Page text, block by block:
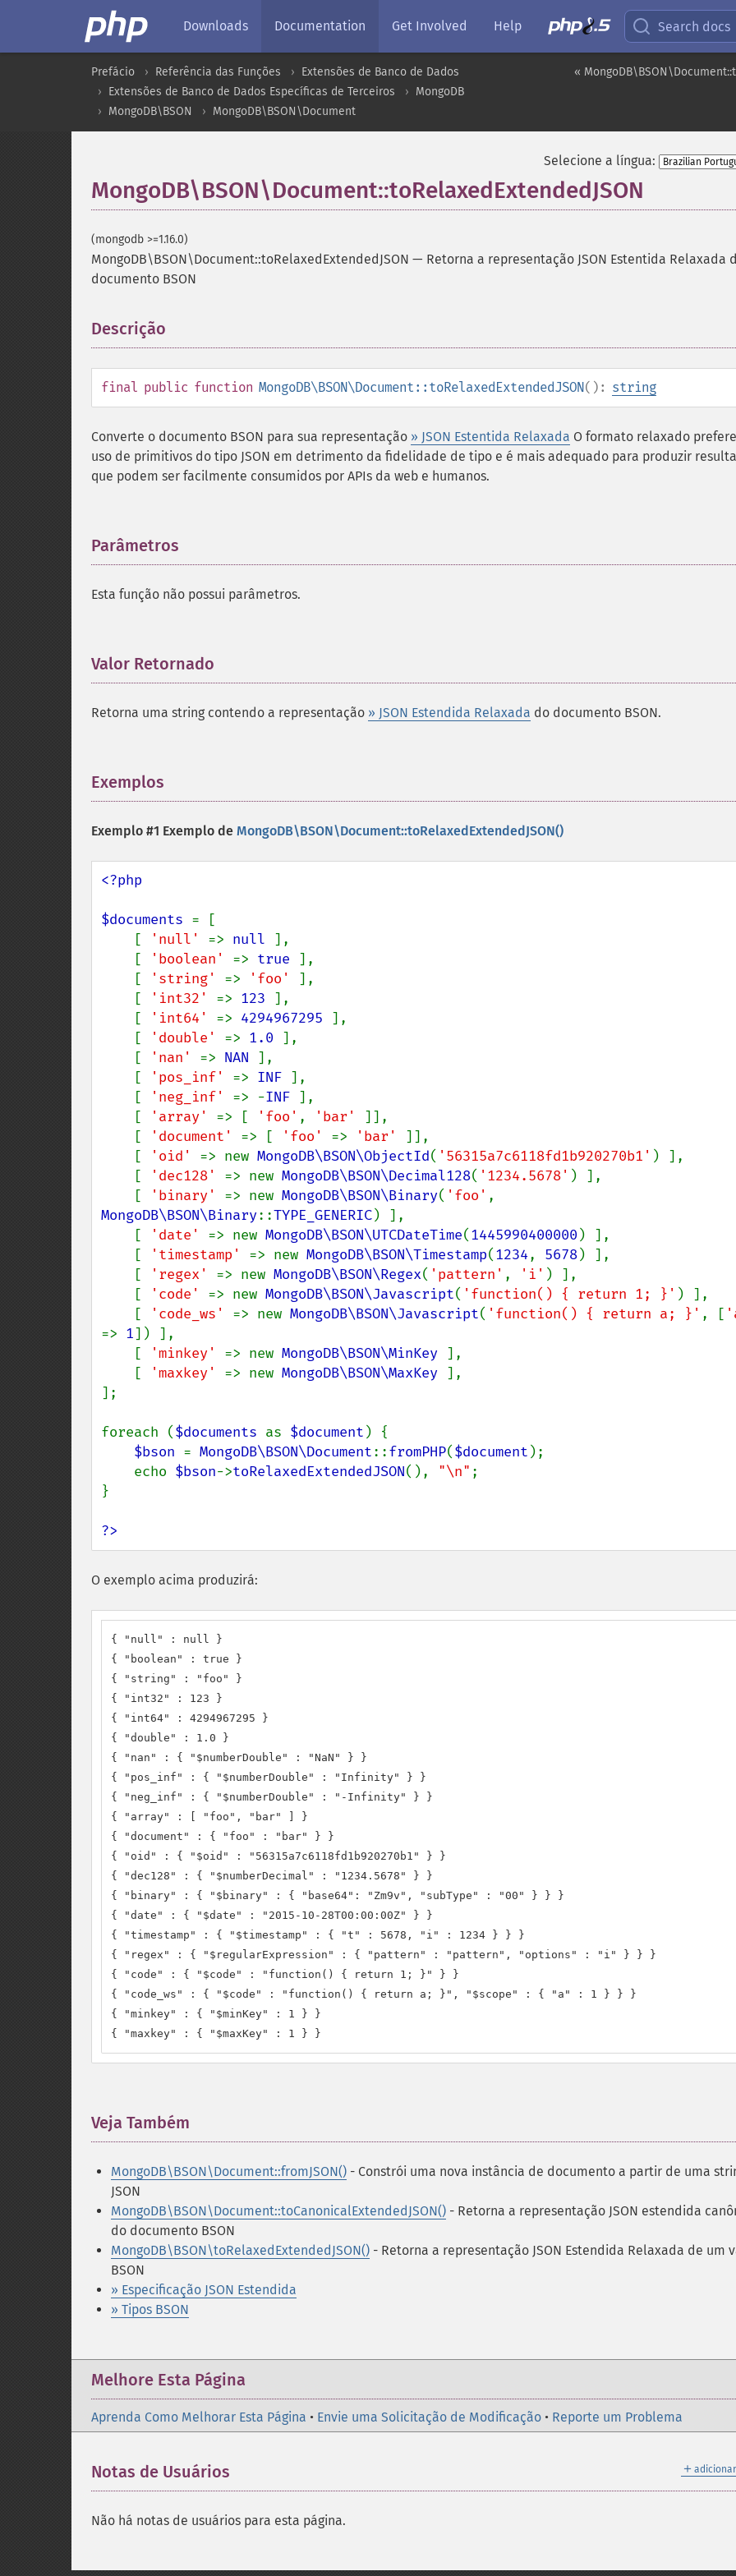
Downloads Documentation Get Involved Help Search docs
«
Prefácio Referência das Funções
Extensões de Banco de Dados
Extensões de Banco de Dados Específicas de Terceiros
MongoDB
MongoDB\BSON
MongoDB\BSON\Document
Selecione a língua:
MongoDB\BSON\Document::toRelaxedExtendedJSON
(mongodb >=1.16.0)
MongoDB\BSON\Document::toRelaxedExtendedJSON — Retorna a representação JSON Estentida Relaxada
documento BSON
Descrição
final public function MongoDB\BSON\Document::toRelaxedExtendedJSON(): string
Converte o documento BSON para sua representação » JSON Estentida Relaxada O formato relaxado
uso de primitivos do tipo JSON em detrimento da fidelidade de tipo e é mais adequado para produzir
que podem ser facilmente consumidos por APIs da web e humanos.
Parâmetros
Esta função não possui parâmetros.
Valor Retornado
Retorna uma string contendo a representação » JSON Estendida Relaxada do documento BSON.
Exemplos
Exemplo #1 Exemplo de MongoDB\BSON\Document::toRelaxedExtendedJSON()
<?php
$documents = [
    [
'null' => null ],
    [
'boolean' => true ],
    [
'string' => 'foo' ],
    [
'int32' => 123 ],
    [
'int64' => 4294967295 ],
    [
'double' => 1.0 ],
    [
'nan' => NAN ],
    [
'pos_inf' => INF ],
    [
'neg_inf' => -INF ],
    [
'array' => [ 'foo' , 'bar' ]],
    [
'document' => [ 'foo' => 'bar' ]],
    [
'oid' => new MongoDB\BSON\ObjectId( '56315a7c6118fd1b920270b1' ) ],
    [
'dec128' => new MongoDB\BSON\Decimal128( '1234.5678' ) ],
    [
'binary' => new MongoDB\BSON\Binary( 'foo'
MongoDB\BSON\Binary::TYPE_GENERIC) ],
    [
'date' => new MongoDB\BSON\UTCDateTime(1445990400000 ) ],
    [
'timestamp' => new MongoDB\BSON\Timestamp(1234, 5678) ],
    [
'regex' => new MongoDB\BSON\Regex( 'pattern' , 'i' ) ],
    [
'code' => new MongoDB\BSON\Javascript( 'function() { return 1; }' ) ],
    [
'code_ws' => new MongoDB\BSON\Javascript( 'function() { return a; }' , [
=> 1]) ],
    [
'minkey' => new MongoDB\BSON\MinKey ],
    [
'maxkey' => new MongoDB\BSON\MaxKey ],
];
foreach ($documents as $document ) {
$bson = MongoDB\BSON\Document::fromPHP($document );
    echo
$bson->toRelaxedExtendedJSON(), "\n" ;
}
?>
O exemplo acima produzirá:
{ "null" : null }
{ "boolean" : true }
{ "string" : "foo" }
{ "int32" : 123 }
{ "int64" : 4294967295 }
{ "double" : 1.0 }
{ "nan" : { "$numberDouble" : "NaN" } }
{ "pos_inf" : { "$numberDouble" : "Infinity" } }
{ "neg_inf" : { "$numberDouble" : "-Infinity" } }
{ "array" : [ "foo", "bar" ] }
{ "document" : { "foo" : "bar" } }
{ "oid" : { "$oid" : "56315a7c6118fd1b920270b1" } }
{ "dec128" : { "$numberDecimal" : "1234.5678" } }
{ "binary" : { "$binary" : { "base64": "Zm9v", "subType" : "00" } } }
{ "date" : { "$date" : "2015-10-28T00:00:00Z" } }
{ "timestamp" : { "$timestamp" : { "t" : 5678, "i" : 1234 } } }
{ "regex" : { "$regularExpression" : { "pattern" : "pattern", "options" : "i" } } }
{ "code" : { "$code" : "function() { return 1; }" } }
{ "code_ws" : { "$code" : "function() { return a; }", "$scope" : { "a" : 1 } } }
{ "minkey" : { "$minKey" : 1 } }
{ "maxkey" : { "$maxKey" : 1 } }
Veja Também
MongoDB\BSON\Document::fromJSON() - Constrói uma nova instância de documento a partir de uma
JSON
MongoDB\BSON\Document::toCanonicalExtendedJSON() - Retorna a representação JSON estendida
do documento BSON
MongoDB\BSON\toRelaxedExtendedJSON() - Retorna a representação JSON Estendida Relaxada de um
BSON
» Especificação JSON Estendida
» Tipos BSON
Melhore Esta Página
Aprenda Como Melhorar Esta Página • Envie uma Solicitação de Modificação • Reporte um Problema
＋
Notas de Usuários
Não há notas de usuários para esta página.